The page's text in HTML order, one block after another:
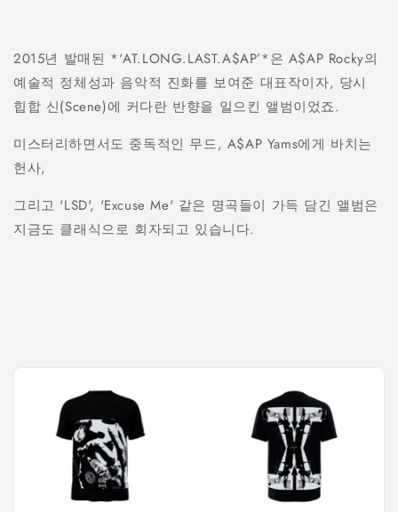
2015년 발매된 *‘AT.LONG.LAST.A$AP’*은 A$AP Rocky의
예술적 정체성과 음악적 진화를 보여준 대표작이자, 당시
힙합 신(Scene)에 커다란 반향을 일으킨 앨범이었죠.
미스터리하면서도 중독적인 무드, A$AP Yams에게 바치는
헌사,
그리고 'LSD', 'Excuse Me' 같은 명곡들이 가득 담긴 앨범은
지금도 클래식으로 회자되고 있습니다.